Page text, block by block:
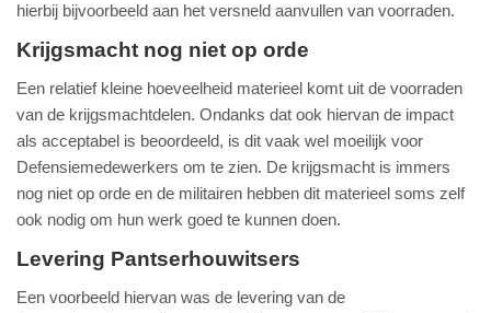
hierbij bijvoorbeeld aan het versneld aanvullen van voorraden.
Krijgsmacht nog niet op orde
Een relatief kleine hoeveelheid materieel komt uit de voorraden
van de krijgsmachtdelen. Ondanks dat ook hiervan de impact
als acceptabel is beoordeeld, is dit vaak wel moeilijk voor
Defensiemedewerkers om te zien. De krijgsmacht is immers
nog niet op orde en de militairen hebben dit materieel soms zelf
ook nodig om hun werk goed te kunnen doen.
Levering Pantserhouwitsers
Een voorbeeld hiervan was de levering van de